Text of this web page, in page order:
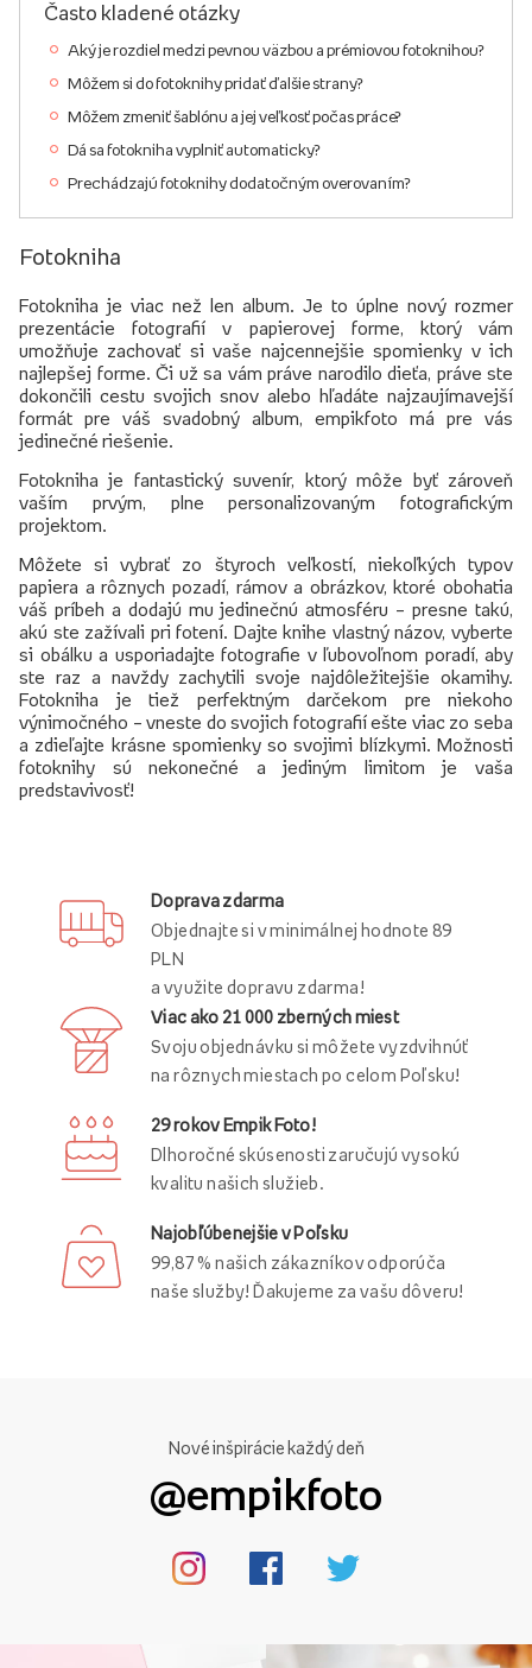
Často kladené otázky
Aký je rozdiel medzi pevnou väzbou a prémiovou fotoknihou?
Môžem si do fotoknihy pridať ďalšie strany?
Môžem zmeniť šablónu a jej veľkosť počas práce?
Dá sa fotokniha vyplniť automaticky?
Prechádzajú fotoknihy dodatočným overovaním?
Fotokniha
Fotokniha je viac než len album. Je to úplne nový rozmer
prezentácie fotografií v papierovej forme, ktorý vám
umožňuje zachovať si vaše najcennejšie spomienky v ich
najlepšej forme. Či už sa vám práve narodilo dieťa, práve ste
dokončili cestu svojich snov alebo hľadáte najzaujímavejší
formát pre váš svadobný album, empikfoto má pre vás
jedinečné riešenie.
Fotokniha je fantastický suvenír, ktorý môže byť zároveň
vaším prvým, plne personalizovaným fotografickým
projektom.
Môžete si vybrať zo štyroch veľkostí, niekoľkých typov
papiera a rôznych pozadí, rámov a obrázkov, ktoré obohatia
váš príbeh a dodajú mu jedinečnú atmosféru – presne takú,
akú ste zažívali pri fotení. Dajte knihe vlastný názov, vyberte
si obálku a usporiadajte fotografie v ľubovoľnom poradí, aby
ste raz a navždy zachytili svoje najdôležitejšie okamihy.
Fotokniha je tiež perfektným darčekom pre niekoho
výnimočného – vneste do svojich fotografií ešte viac zo seba
a zdieľajte krásne spomienky so svojimi blízkymi. Možnosti
fotoknihy sú nekonečné a jediným limitom je vaša
predstavivosť!
Doprava zdarma
Objednajte si v minimálnej hodnote 89
PLN
a využite dopravu zdarma!
Viac ako 21 000 zberných miest
Svoju objednávku si môžete vyzdvihnúť
na rôznych miestach po celom Poľsku!
29 rokov Empik Foto!
Dlhoročné skúsenosti zaručujú vysokú
kvalitu našich služieb.
Najobľúbenejšie v Poľsku
99,87 % našich zákazníkov odporúča
naše služby! Ďakujeme za vašu dôveru!
Nové inšpirácie každý deň
@empikfoto